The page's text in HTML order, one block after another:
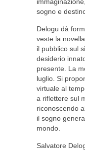
sogno e
Delogu dà
veste la
il pubblico sul
desiderio
presente. La
luglio. Si
virtuale al
a riflettere sul
riconoscendo
il sogno
mondo.
Salvatore